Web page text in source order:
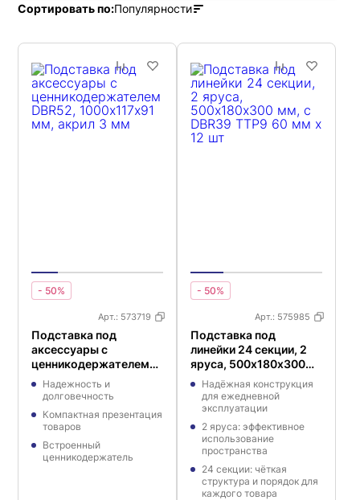
Сортировать по:Популярности
- 50%
Арт.: 573719
Подставка под
аксессуары с
ценникодержателем
DBR52, 1000х117х91
мм, акрил 3 мм
Надежность и
долговечность
Компактная презентация
товаров
Встроенный
ценникодержатель
- 50%
Арт.: 575985
Подставка под
линейки 24 секции, 2
яруса, 500х180х300
мм, с DBR39 TTP9 60
мм х 12 шт
Надёжная конструкция
для ежедневной
эксплуатации
2 яруса: эффективное
использование
пространства
24 секции: чёткая
структура и порядок для
каждого товара